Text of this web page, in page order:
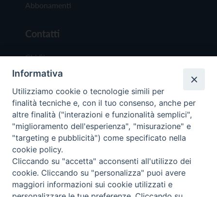
Abbonamenti
Contatti
Chi Siamo
Redazione
Scrivici
Copyright © 2019 - Tutti i diritti riservati - Vita
Trentina Editrice
Privacy Policy
Informativa
Utilizziamo cookie o tecnologie simili per
finalità tecniche e, con il tuo consenso, anche per
altre finalità ("interazioni e funzionalità semplici",
"miglioramento dell'esperienza", "misurazione" e
"targeting e pubblicità") come specificato nella
cookie policy.
Cliccando su "accetta" acconsenti all'utilizzo dei
cookie. Cliccando su "personalizza" puoi avere
maggiori informazioni sui cookie utilizzati e